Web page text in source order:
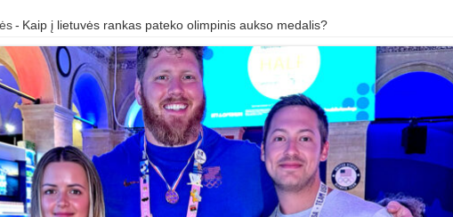
- Kaip į lietuvės rankas pateko olimpinis aukso medalis?